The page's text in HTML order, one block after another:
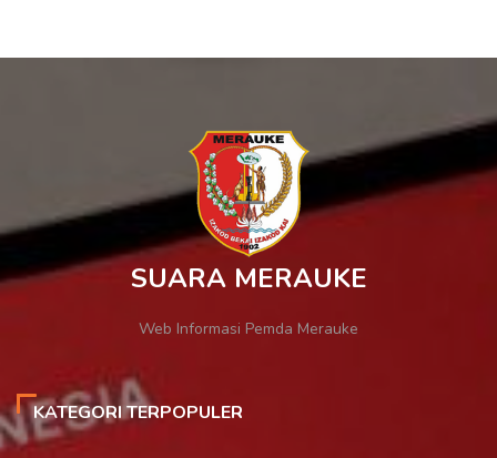
SUARA MERAUKE
Web Informasi Pemda Merauke
KATEGORI TERPOPULER